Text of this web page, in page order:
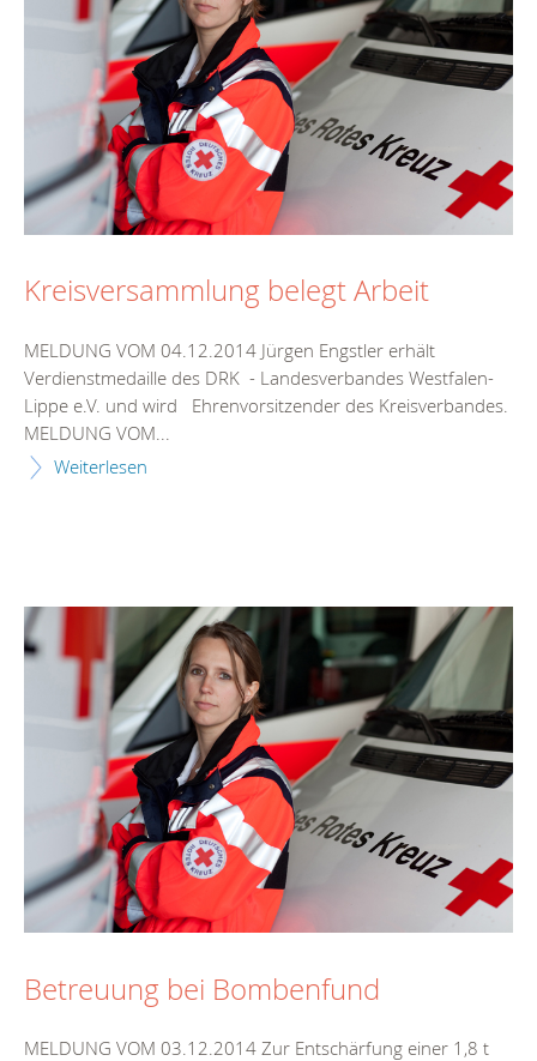
Kreisversammlung belegt Arbeit
MELDUNG VOM 04.12.2014 Jürgen Engstler erhält
Verdienstmedaille des DRK - Landesverbandes Westfalen-
Lippe e.V. und wird Ehrenvorsitzender des Kreisverbandes.
MELDUNG VOM...
Weiterlesen
Betreuung bei Bombenfund
MELDUNG VOM 03.12.2014 Zur Entschärfung einer 1,8 t